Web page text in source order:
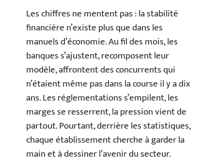
Les chiffres ne mentent pas : la stabilité
financière n’existe plus que dans les
manuels d’économie. Au fil des mois, les
banques s’ajustent, recomposent leur
modèle, affrontent des concurrents qui
n’étaient même pas dans la course il y a dix
ans. Les réglementations s’empilent, les
marges se resserrent, la pression vient de
partout. Pourtant, derrière les statistiques,
chaque établissement cherche à garder la
main et à dessiner l’avenir du secteur.